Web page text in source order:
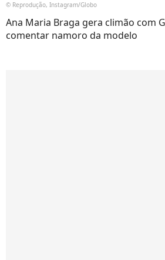
© Reprodução, Instagram/Globo
Ana Maria Braga gera climão com
comentar namoro da modelo